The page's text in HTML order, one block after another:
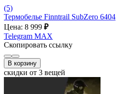
(5)
Термобелье Finntrail SubZero 6404
Цена: 8 999 ₽
Telegram MAX
Скопировать ссылку
В корзину
скидки от 3 вещей